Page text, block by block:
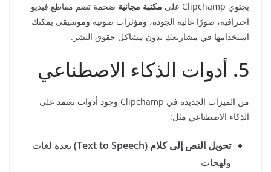
يحتوي Clipchamp على مكتبة مجانية ضخمة تضم مقاطع فيديو
احترافية، صورًا عالية الجودة، ومؤثرات صوتية وموسيقى يمكنك
استخدامها في مشاريعك بدون مشاكل حقوق النشر.
5. أدوات الذكاء الاصطناعي
من الميزات الجديدة في Clipchamp وجود أدوات تعتمد على
الذكاء الاصطناعي مثل:
تحويل النص إلى كلام (Text to Speech)
بعدة لغات
ولهجات